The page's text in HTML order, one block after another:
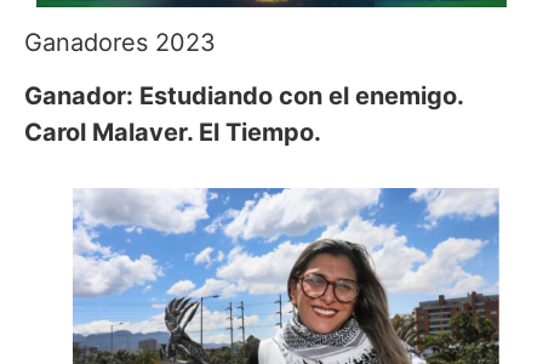
Ganadores 2023
Ganador: Estudiando con el enemigo.
Carol Malaver. El Tiempo.